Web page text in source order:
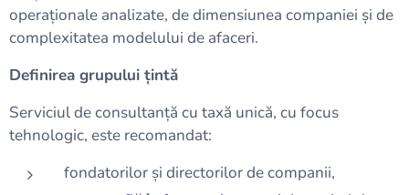
operaționale analizate, de dimensiunea companiei și de
complexitatea modelului de afaceri.
Definirea grupului țintă
Serviciul de consultanță cu taxă unică, cu focus
tehnologic, este recomandat:
fondatorilor și directorilor de companii,